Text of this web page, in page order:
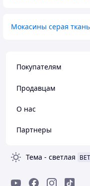
Мокасины серая
Покупателям
Продавцам
О нас
Партнеры
Тема - светлая